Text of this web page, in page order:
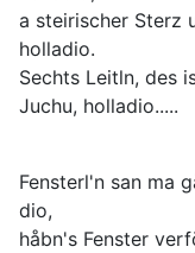
a steirischer Sterz
holladio.
Sechts Leitln, des
Juchu, holladio.....
Fensterl'n san ma
dio,
håbn's Fenster